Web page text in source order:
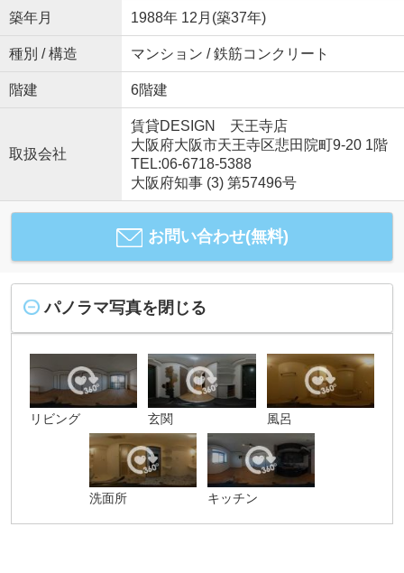
築年月 1988年 12月(築37年)
種別 / 構造 マンション / 鉄筋コンクリート
階建 6階建
取扱会社
賃貸DESIGN 天王寺店
大阪府大阪市天王寺区悲田院町9-20 1階
TEL:06-6718-5388
大阪府知事 (3) 第57496号
お問い合わせ(無料)
パノラマ写真を閉じる
リビング 玄関 風呂
洗面所 キッチン